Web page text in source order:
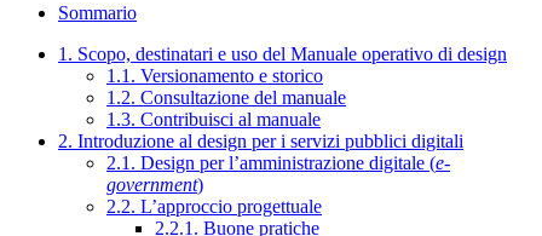
Sommario
1. Scopo, destinatari e uso del Manuale operativo di design
1.1. Versionamento e storico
1.2. Consultazione del manuale
1.3. Contribuisci al manuale
2. Introduzione al design per i servizi pubblici digitali
2.1. Design per l’amministrazione digitale (e-
government)
2.2. L’approccio progettuale
2.2.1. Buone pratiche